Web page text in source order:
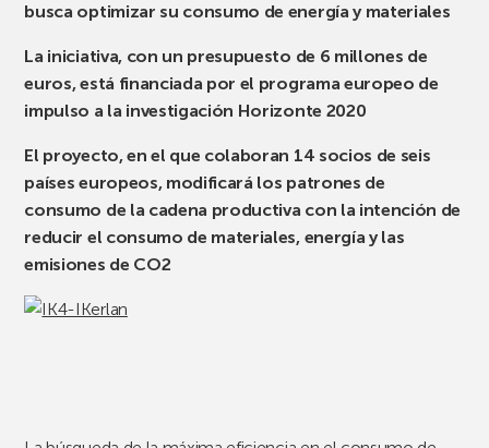
busca optimizar su consumo de energía y materiales
La iniciativa, con un presupuesto de 6 millones de
euros, está financiada por el programa europeo de
impulso a la investigación Horizonte 2020
El proyecto, en el que colaboran 14 socios de seis
países europeos, modificará los patrones de
consumo de la cadena productiva con la intención de
reducir el consumo de materiales, energía y las
emisiones de CO2